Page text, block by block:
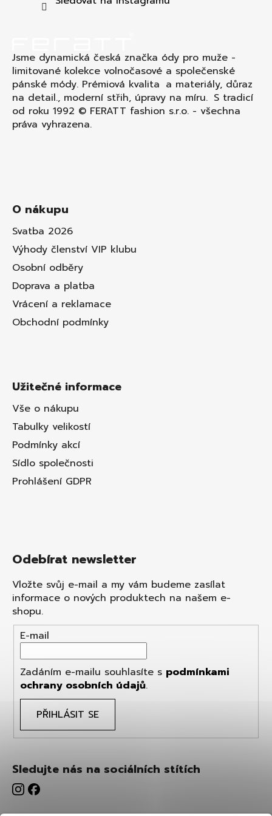
Jsme dynamická česká značka ódy pro muže -
limitované kolekce volnočasové a společenské
pánské módy. Prémiová kvalita a materiály, důraz
na detail., moderní střih, úpravy na míru. S tradicí
od roku 1992 © FERATT fashion s.r.o. - všechna
práva vyhrazena.
O nákupu
Svatba 2026
Výhody členství VIP klubu
Osobní odběry
Doprava a platba
Vrácení a reklamace
Obchodní podmínky
Užitečné informace
Vše o nákupu
Tabulky velikostí
Podmínky akcí
Sídlo společnosti
Prohlášení GDPR
Odebírat newsletter
Vložte svůj e-mail a my vám budeme zasílat
informace o nových produktech na našem e-
shopu.
E-mail
Zadáním e-mailu souhlasíte s podmínkami
ochrany osobních údajů.
PŘIHLÁSIT SE
Sledujte nás na sociálních stítích